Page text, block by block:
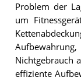
Problem der
um
Nichtgebrauch
effiziente